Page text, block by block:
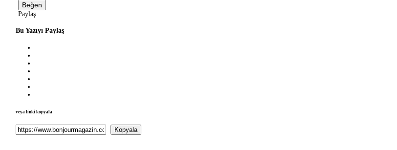
Beğen
Paylaş
Bu Yazıyı Paylaş
veya linki kopyala
Kopyala